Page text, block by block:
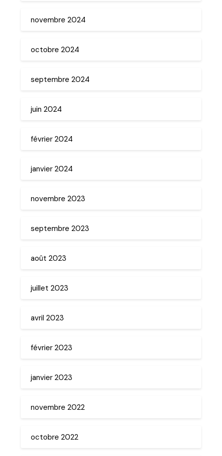
novembre 2024
octobre 2024
septembre 2024
juin 2024
février 2024
janvier 2024
novembre 2023
septembre 2023
août 2023
juillet 2023
avril 2023
février 2023
janvier 2023
novembre 2022
octobre 2022